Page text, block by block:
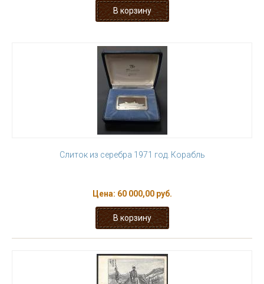
Слиток из серебра 1971 год. Корабль
Цена: 60 000,00 руб.